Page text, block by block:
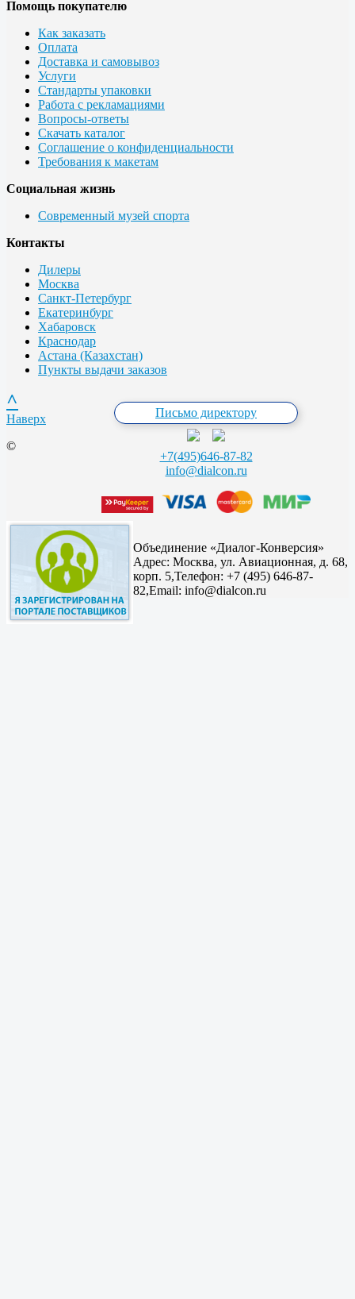
Помощь покупателю
Как заказать
Оплата
Доставка и самовывоз
Услуги
Стандарты упаковки
Работа с рекламациями
Вопросы-ответы
Скачать каталог
Соглашение о конфиденциальности
Требования к макетам
Социальная жизнь
Современный музей спорта
Контакты
Дилеры
Москва
Санкт-Петербург
Екатеринбург
Хабаровск
Краснодар
Астана (Казахстан)
Пункты выдачи заказов
Письмо директору
+7(495)646-87-82
info@dialcon.ru
^
Наверх
©
Объединение «Диалог-Конверсия»
Адрес: Москва, ул. Авиационная, д. 68,
корп. 5,Телефон: +7 (495) 646-87-
82,Email: info@dialcon.ru